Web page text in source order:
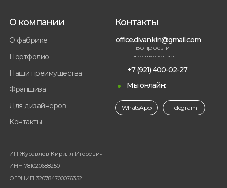
О фабрике
Портфолио
Наши преимущества
Франшиза
О компании
Контакты
Контакты
office.divankin@gmail.com
Вопросы и
предложения
+7 (921) 400-02-27
Мы онлайн:
WhatsApp Telegram
ИП Журавлев Кирилл Игоревич
ИНН 781020688250
ОГРНИП 320784700076352
Для дизайнеров